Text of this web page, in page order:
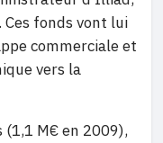
fonds vont lui
commerciale et
vers la
M€ en 2009),